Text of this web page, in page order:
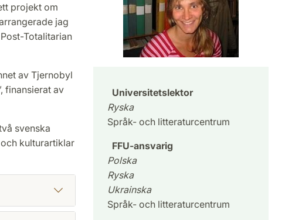
projekt om
jag
Totalitarian
av Tjernobyl
finansierat av
svenska
kulturartiklar
Universitetslektor
Ryska
Språk- och litteraturcentrum
FFU-ansvarig
Polska
Ryska
Ukrainska
Språk- och litteraturcentrum